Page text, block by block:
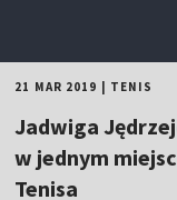
21 MAR 2019 TENIS
Jadwiga
w jednym
Tenisa